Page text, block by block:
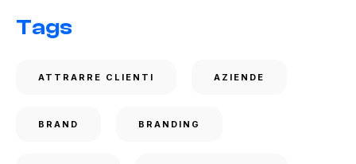
Tags
ATTRARRE CLIENTI AZIENDE
BRAND BRANDING